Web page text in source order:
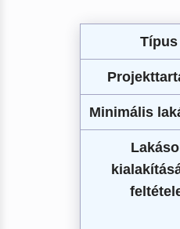
Típus
Minimális